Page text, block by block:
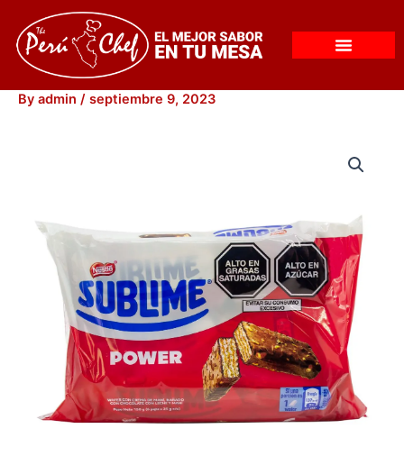
content
By admin / septiembre 9, 2023